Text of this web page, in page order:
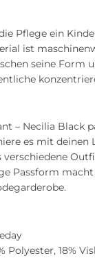
Pflege ein
ist
seine Form
– Necilia Black
es mit deinen
verschiedene
Passform
Polyester, 18%